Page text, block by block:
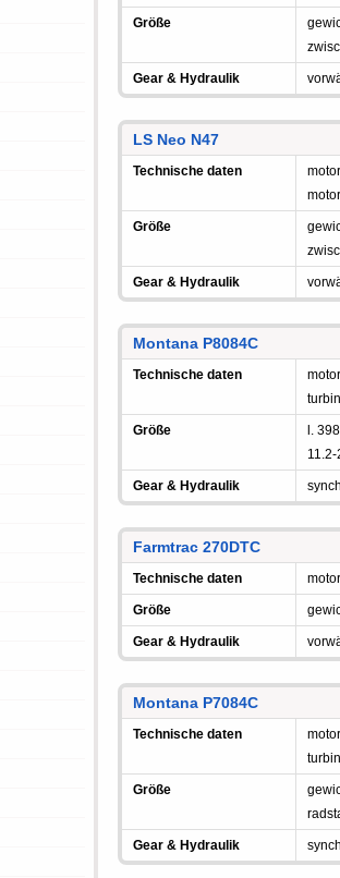
Größe
Gear & Hydraulik
LS Neo N47
Technische daten
Größe
Gear & Hydraulik
Montana P8084C
Technische daten
Größe
l.
Gear & Hydraulik
Farmtrac 270DTC
Technische daten
Größe
Gear & Hydraulik
Montana P7084C
Technische daten
Größe
Gear & Hydraulik